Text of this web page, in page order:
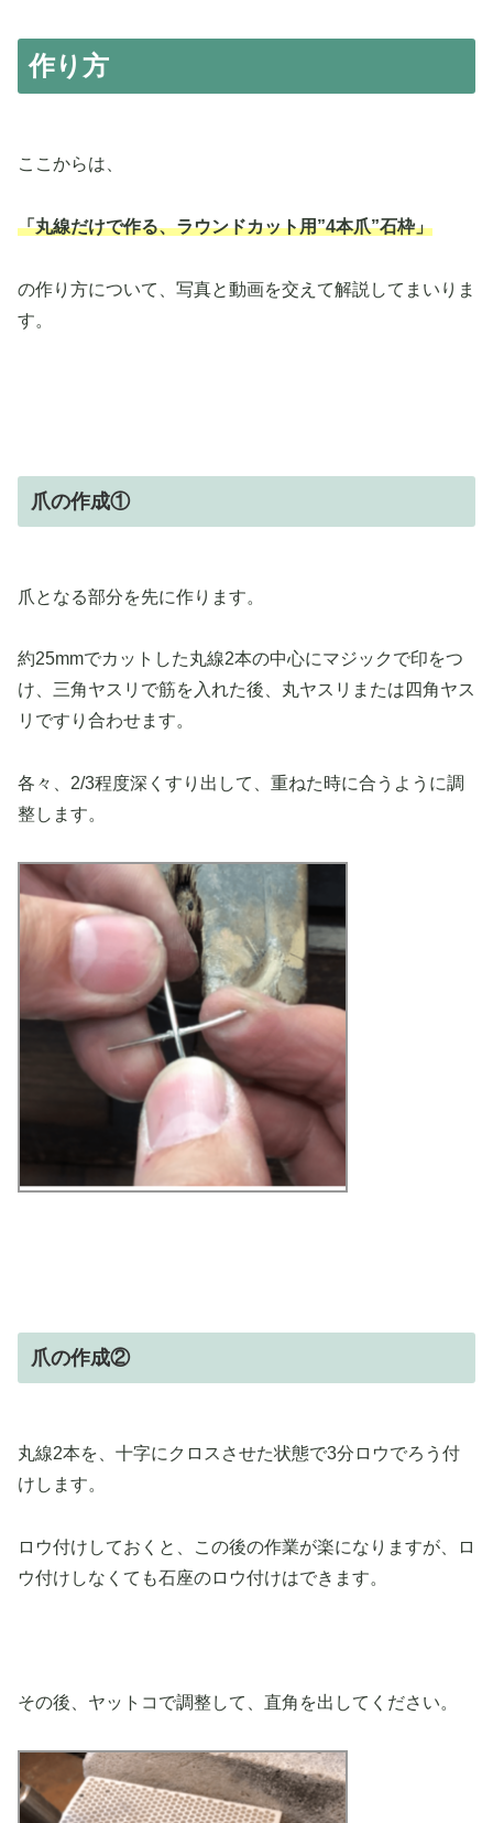
作り方
ここからは、
「丸線だけで作る、ラウンドカット用”4本爪”石枠」
の作り方について、写真と動画を交えて解説してまいりま
す。
爪の作成①
爪となる部分を先に作ります。
約25mmでカットした丸線2本の中心にマジックで印をつ
け、三角ヤスリで筋を入れた後、丸ヤスリまたは四角ヤス
リですり合わせます。
各々、2/3程度深くすり出して、重ねた時に合うように調
整します。
爪の作成②
丸線2本を、十字にクロスさせた状態で3分ロウでろう付
けします。
ロウ付けしておくと、この後の作業が楽になりますが、ロ
ウ付けしなくても石座のロウ付けはできます。
その後、ヤットコで調整して、直角を出してください。